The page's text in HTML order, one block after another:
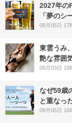
2027年の
「夢のシ
08月05日 17
東雲うみ
艶な雰囲
08月03日 18
なぜ59歳
と重なっ
08月05日 16